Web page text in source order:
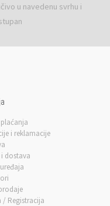
u navedenu svrhu i
i reklamacije
dostava
/ Registracija